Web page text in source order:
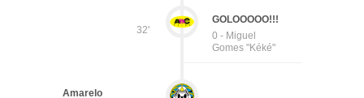
32'
GOLOOOOO!!!
0 - Miguel
Gomes "Kéké"
Amarelo